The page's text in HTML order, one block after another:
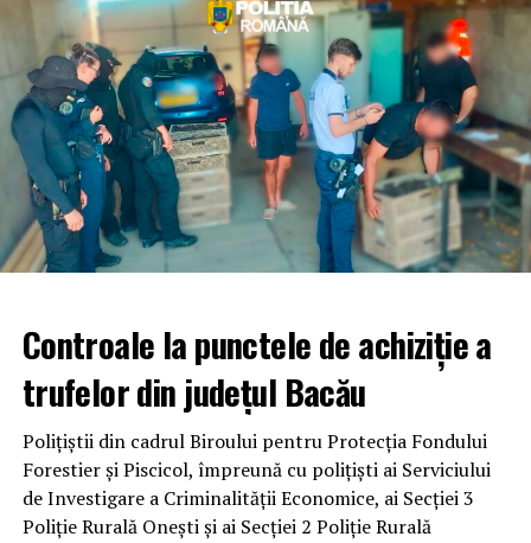
Controale la punctele de achiziție a
trufelor din județul Bacău
Polițiștii din cadrul Biroului pentru Protecția Fondului
Forestier și Piscicol, împreună cu polițiști ai Serviciului
de Investigare a Criminalității Economice, ai Secției 3
Poliție Rurală Onești și ai Secției 2 Poliție Rurală